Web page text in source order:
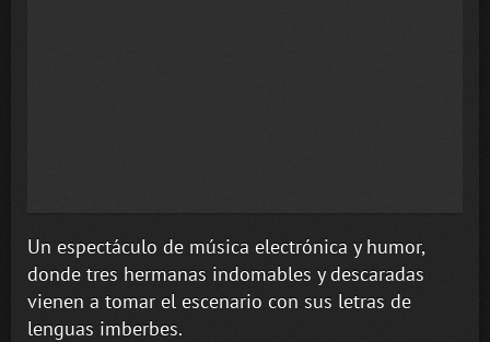
Un espectáculo de música electrónica y humor,
donde tres hermanas indomables y descaradas
vienen a tomar el escenario con sus letras de
lenguas imberbes.